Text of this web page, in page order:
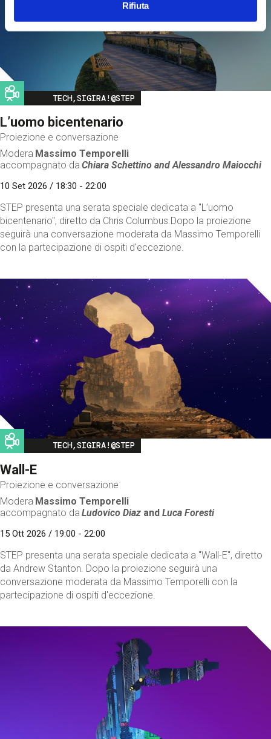
Rifiuta
Image
TECH,SIGIRA!@STEP
L’uomo bicentenario
Proiezione e conversazione
Modera Massimo Temporelli
accompagnato da Chiara Schettino andAlessandro Maiocchi
10 Set 2026 / 18:30 - 22:00
STEP presenta una serata speciale dedicata a "L’uomo
bicentenario", diretto da Chris Columbus.Dopo la proiezione
seguirà una conversazione moderata da Massimo Temporelli
con la partecipazione di ospiti d'eccezione.
Image
TECH,SIGIRA!@STEP
Wall-E
Proiezione e conversazione
Modera Massimo Temporelli
accompagnato da Ludovico Diaz andLuca Foresti
15 Ott 2026 / 19:00 - 22:00
STEP presenta una serata speciale dedicata a "Wall-E", diretto
da Andrew Stanton. Dopo la proiezione seguirà una
conversazione moderata da Massimo Temporelli con la
partecipazione di ospiti d'eccezione.